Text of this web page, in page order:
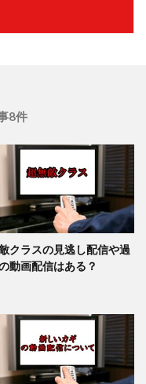
8件
クラスの見逃し配信や過
動画配信はある？